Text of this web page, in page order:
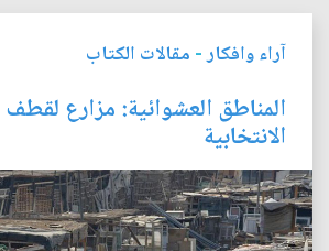
آراء وافكار- مقالات الكتاب
المناطق العشوائية: مزارع
الانتخابية